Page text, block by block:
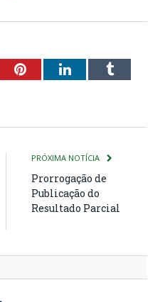
PinterestLinkedInTumblr
PRÓXIMA NOTÍCIA
Prorrogação de
Publicação do
Resultado Parcial